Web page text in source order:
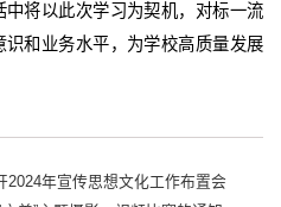
将以此次学习为契机，对标一流
和业务水平，为学校高质量发展
2024年宣传思想文化工作布置会